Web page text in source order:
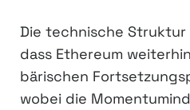
Die technische
dass Ethereum
bärischen
wobei die